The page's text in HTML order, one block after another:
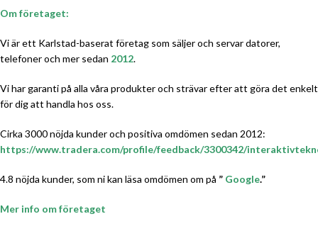
Om företaget:
Vi är ett Karlstad-baserat företag som säljer och servar datorer,
telefoner och mer sedan 2012.
Vi har garanti på alla våra produkter och strävar efter att göra det enkelt
för dig att handla hos oss.
Cirka 3000 nöjda kunder och positiva omdömen sedan 2012:
https://www.tradera.com/profile/feedback/3300342/
4.8 nöjda kunder, som ni kan läsa omdömen om på ” Google.”
Mer info om företaget